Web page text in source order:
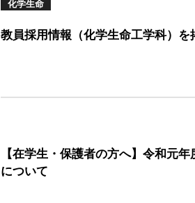
化学生命
教員採用情報（化学生命工学科）を
【在学生・保護者の方へ】令和元
について